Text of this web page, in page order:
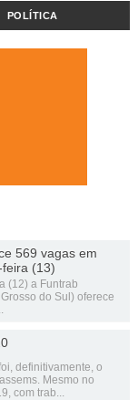
POLÍTICA
569 vagas em
(13)
(12) a Funtrab
do Sul) oferece
definitivamente, o
Mesmo no
com trab...